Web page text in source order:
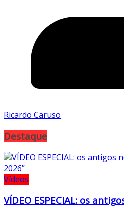
Ricardo Caruso
Destaque
Vídeos
VÍDEO ESPECIAL: os